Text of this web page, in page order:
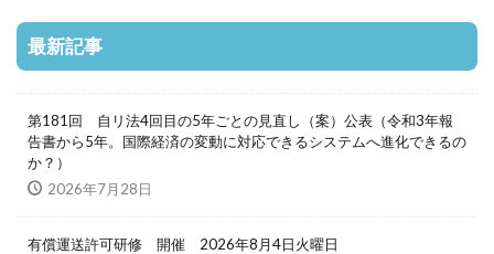
最新記事
第181回 自リ法4回目の5年ごとの見直し（案）公表（令和3年報
告書から5年。国際経済の変動に対応できるシステムへ進化できるの
か？）
2026年7月28日
有償運送許可研修 開催 2026年8月4日火曜日